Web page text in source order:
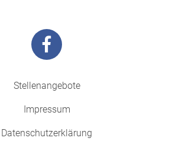
Stellenangebote
Impressum
Datenschutzerklärung